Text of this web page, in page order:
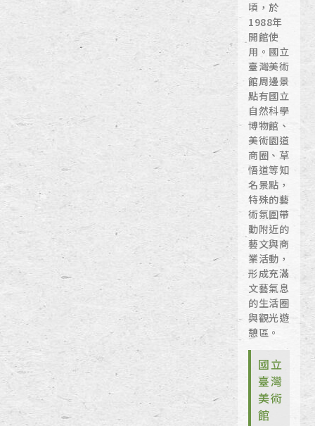
頃，於
1988年
開館使
用。國立
臺灣美術
館周邊景
點有國立
自然科學
博物館、
美術園道
商圈、草
悟道等知
名景點，
特殊的藝
術氛圍帶
動附近的
藝文與商
業活動，
形成充滿
文藝氣息
的生活圈
與觀光遊
憩區。
國立
臺灣
美術
館